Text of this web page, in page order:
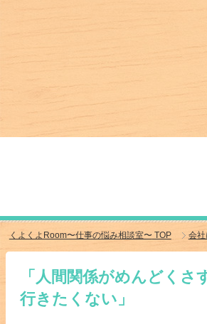
くよくよRoom〜仕事の悩み相談室〜TOP 会社
「人間関係がめんどくさ
行きたくない」